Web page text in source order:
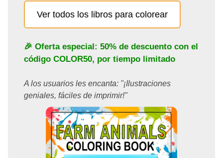
Ver todos los libros para colorear
🎉 Oferta especial: 50% de descuento con el
código COLOR50, por tiempo limitado
A los usuarios les encanta: "¡Ilustraciones
geniales, fáciles de imprimir!"